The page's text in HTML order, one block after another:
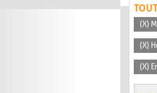
(X)
(X)
(X)